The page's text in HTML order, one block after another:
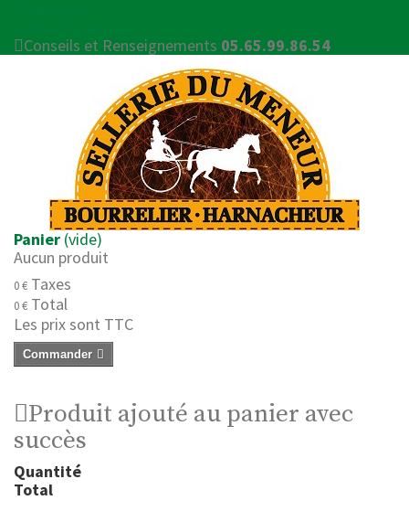
Conseils et Renseignements 05.65.99.86.54
Panier (vide)
Aucun produit
0 € Taxes
0 € Total
Les prix sont TTC
Commander
Produit ajouté au panier avec
succès
Quantité
Total